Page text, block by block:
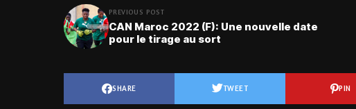
PREVIOUS POST
CAN Maroc 2022 (F): Une nouvelle date
pour le tirage au sort
SHARE TWEET PIN